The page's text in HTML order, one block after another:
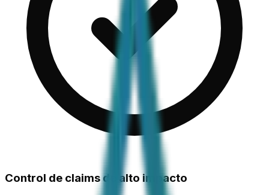
Control de claims de alto impacto